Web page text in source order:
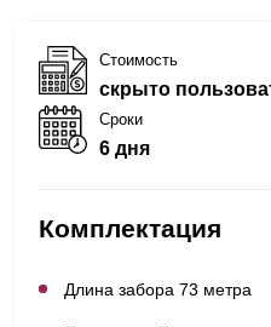
Стоимость
скрыто
Сроки
6 дня
Комплектация
Длина забора 73 метра